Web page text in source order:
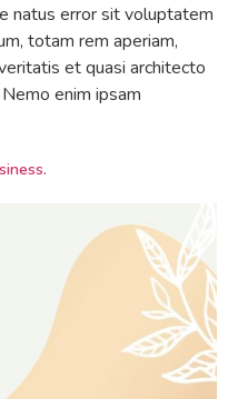
natus error sit voluptatem
totam rem aperiam,
et quasi architecto
enim ipsam